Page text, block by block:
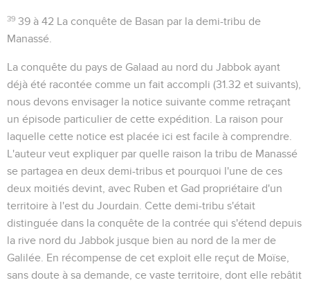
39 39 à 42 La conquête de Basan par la demi-tribu de
Manassé.
La conquête du pays de Galaad au nord du Jabbok ayant
déjà été racontée comme un fait accompli (31.32 et suivants),
nous devons envisager la notice suivante comme retraçant
un épisode particulier de cette expédition. La raison pour
laquelle cette notice est placée ici est facile à comprendre.
L'auteur veut expliquer par quelle raison la tribu de Manassé
se partagea en deux demi-tribus et pourquoi l'une de ces
deux moitiés devint, avec Ruben et Gad propriétaire d'un
territoire à l'est du Jourdain. Cette demi-tribu s'était
distinguée dans la conquête de la contrée qui s'étend depuis
la rive nord du Jabbok jusque bien au nord de la mer de
Galilée. En récompense de cet exploit elle reçut de Moïse,
sans doute à sa demande, ce vaste territoire, dont elle rebâtit